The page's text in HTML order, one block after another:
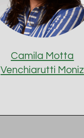
Camila Motta
Venchiarutti Moniz